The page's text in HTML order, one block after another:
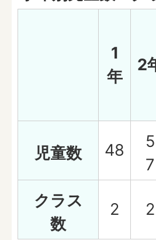
1
年
2
児童数 48
5
7
クラス
数
2 2